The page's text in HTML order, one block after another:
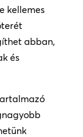
kellemes
abban,
és